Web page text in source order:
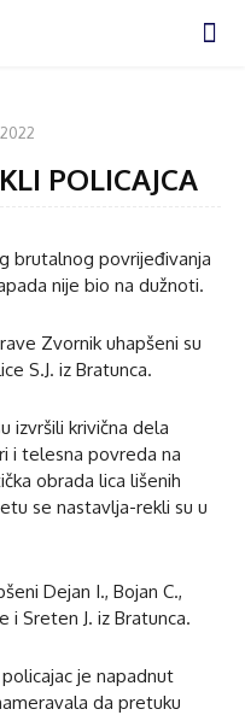
POLICAJCA
brutalnog povrijeđivanja
nije bio na dužnoti.
Zvornik uhapšeni su
S.J. iz Bratunca.
izvršili krivična dela
i telesna povreda na
obrada lica lišenih
se nastavlja-rekli su u
Dejan I., Bojan C.,
i Sreten J. iz Bratunca.
je napadnut
da pretuku